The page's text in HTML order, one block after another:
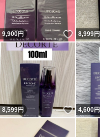
9,900円 いいね
8,999円
8,599円 いいね
4,600円